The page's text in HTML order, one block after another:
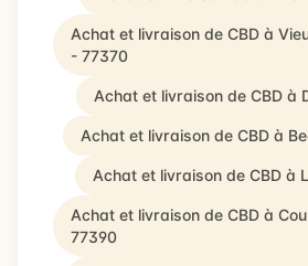
Achat et livraison de CBD à
- 77370
Achat et livraison de CBD à
Achat et livraison de CBD à
Achat et livraison de CBD à
Achat et livraison de CBD à
77390